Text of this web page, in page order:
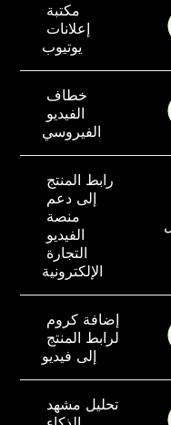
مكتبة
إعلانات
يوتيوب
خطاف
الفيديو
الفيروسي
رابط المنتج
إلى دعم
منصة
الفيديو
التجارة
الإلكترونية
إضافة كروم
لرابط المنتج
إلى فيديو
تحليل مشهد